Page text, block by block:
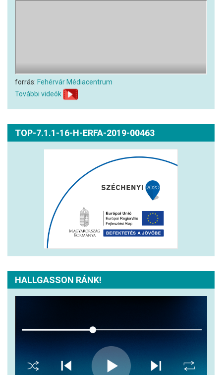
forrás: Fehérvár Médiacentrum
További videók
TOP-7.1.1-16-H-ERFA-2019-00463
HALLGASSON RÁNK!